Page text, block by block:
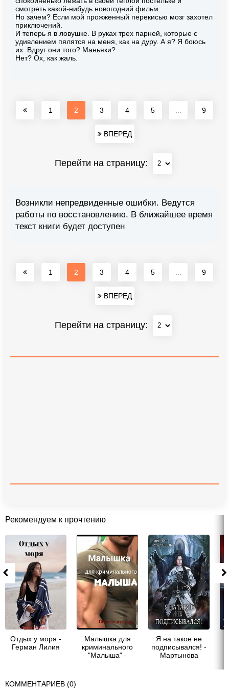
смотреть какой‐нибудь новогодний фильм.
Но зачем? Если мой прожженный перекисью мозг захотел
приключений.
И теперь я в ловушке. В руках трех парней, которые с
удивлением пялятся на меня, как на дуру. А я? Я боюсь
их. Вдруг они того? Маньяки?
Нет? Ох, как жаль.
1 2 3 4 5 9
ВПЕРЕД
Перейти на страницу:
Возникли непредвиденные ошибки. Ведутся
работы по восстановлению. В ближайшее время
текст книги будет доступен
1 2 3 4 5 9
ВПЕРЕД
Перейти на страницу:
Рекомендуем к прочтению
Отдых у моря -
Герман Лилия
Малышка для
криминального
"Малыша" -
Я на такое не
подписывался! -
Мартынова
КОММЕНТАРИЕВ (0)